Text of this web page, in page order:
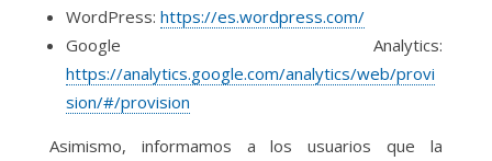
WordPress: https://es.wordpress.com/
Google Analytics:
https://analytics.google.com/analytics/web/provi
sion/#/provision
Asimismo, informamos a los usuarios que la